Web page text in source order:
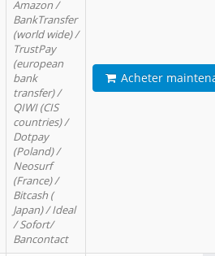
Amazon /
BankTransfer
(world wide) /
TrustPay
(european
bank
transfer) /
QIWI (CIS
countries) /
Dotpay
(Poland) /
Neosurf
(France) /
Bitcash (
Japan) / Ideal
/ Sofort/
Bancontact
Acheter